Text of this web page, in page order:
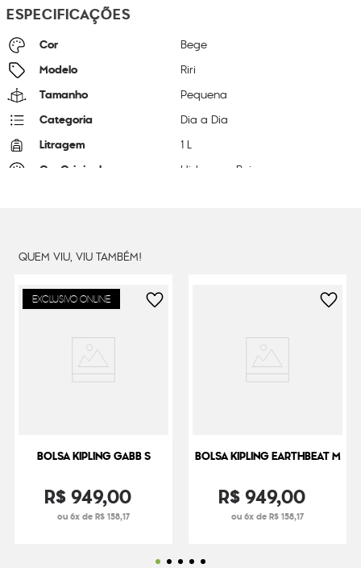
ESPECIFICAÇÕES
Cor Bege
Modelo Riri
Tamanho Pequena
Categoria Dia a Dia
Litragem 1 L
Cor Original Hideaway Beige
QUEM VIU, VIU TAMBÉM!
EXCLUSIVO ONLINE
BOLSA KIPLING GABB S
R$949,00
ou 6x de R$ 158,17
BOLSA KIPLING EARTHBEAT M
R$949,00
ou 6x de R$ 158,17